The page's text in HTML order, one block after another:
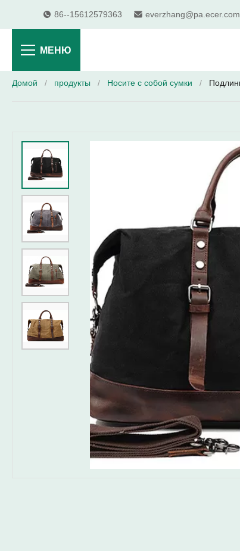
86--15612579363 everzhang@pa.ecer.com
МЕНЮ
Домой / продукты / Носите с собой сумки /